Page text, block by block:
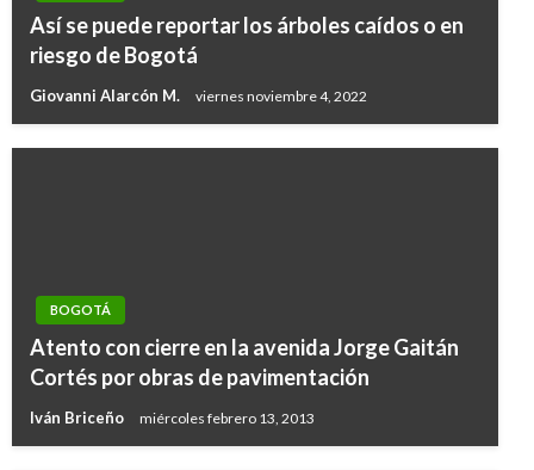
Así se puede reportar los árboles caídos o en
riesgo de Bogotá
Giovanni Alarcón M. viernes noviembre 4, 2022
BOGOTÁ
Atento con cierre en la avenida Jorge Gaitán
Cortés por obras de pavimentación
Iván Briceño miércoles febrero 13, 2013